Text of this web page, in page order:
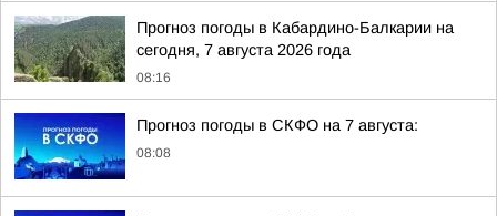
Прогноз погоды в Кабардино-Балкарии на
сегодня, 7 августа 2026 года
08:16
Прогноз погоды в СКФО на 7 августа:
08:08